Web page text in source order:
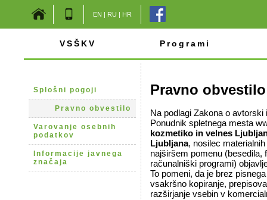
EN | RU | HR
VSŠKV Programi
Splošni pogoji
Pravno obvestilo
Varovanje osebnih
podatkov
Informacije javnega
značaja
Pravno obvestilo
Na podlagi Zakona o
Ponudnik spletnega mesta
kozmetiko in velnes
Ljubljana, nosilec
najširšem pomenu (besedila,
računalniški programi)
To pomeni, da je brez
vsakršno kopiranje,
razširjanje vsebin v